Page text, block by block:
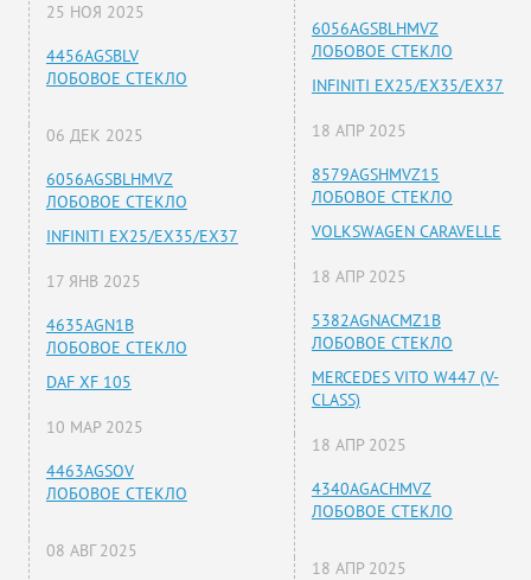
25 НОЯ 2025
4456AGSBLV
ЛОБОВОЕ СТЕКЛО
06 ДЕК 2025
6056AGSBLHMVZ
ЛОБОВОЕ СТЕКЛО
INFINITI EX25/EX35/EX37
17 ЯНВ 2025
4635AGN1B
ЛОБОВОЕ СТЕКЛО
DAF XF 105
10 МАР 2025
4463AGSOV
ЛОБОВОЕ СТЕКЛО
08 АВГ 2025
6056AGSBLHMVZ
ЛОБОВОЕ СТЕКЛО
INFINITI EX25/EX35/EX37
18 АПР 2025
8579AGSHMVZ15
ЛОБОВОЕ СТЕКЛО
VOLKSWAGEN CARAVELLE
18 АПР 2025
5382AGNACMZ1B
ЛОБОВОЕ СТЕКЛО
MERCEDES VITO W447 (V-
CLASS)
18 АПР 2025
4340AGACHMVZ
ЛОБОВОЕ СТЕКЛО
18 АПР 2025